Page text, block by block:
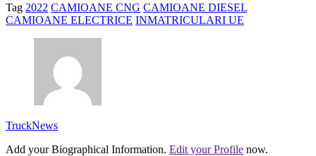
Tag 2022 CAMIOANE CNG CAMIOANE DIESEL
CAMIOANE ELECTRICE INMATRICULARI UE
TruckNews
Add your Biographical Information. Edit your Profile now.